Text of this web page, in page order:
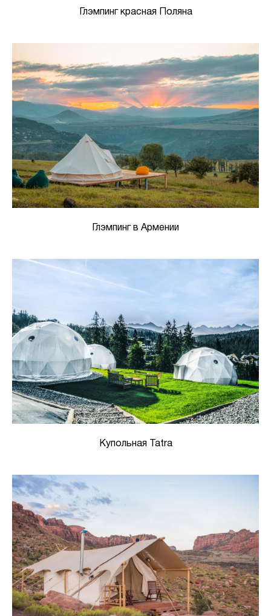
Глэмпинг красная Поляна
Глэмпинг в Армении
Купольная Tatra